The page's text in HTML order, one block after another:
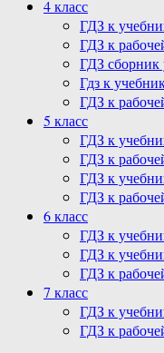
4 класс
ГДЗ к
ГДЗ к
ГДЗ сборник
Гдз к
ГДЗ к
5 класс
ГДЗ к
ГДЗ к
ГДЗ к
ГДЗ к
6 класс
ГДЗ к
ГДЗ к
ГДЗ к
7 класс
ГДЗ к
ГДЗ к